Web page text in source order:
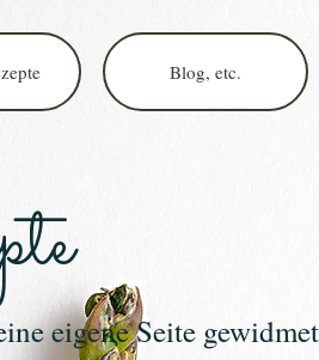
Blog, etc.
eigene Seite gewidmet